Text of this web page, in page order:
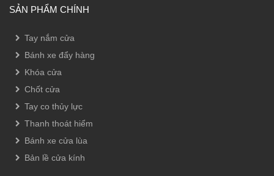
SẢN PHẨM CHÍNH
Tay nắm cửa
Bánh xe đẩy hàng
Khóa cửa
Chốt cửa
Tay co thủy lực
Thanh thoát hiểm
Bánh xe cửa lùa
Bản lề cửa kính